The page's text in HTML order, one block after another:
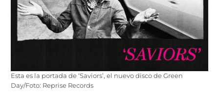
Esta es la portada de ‘Saviors’, el nuevo disco de Green
Day/Foto: Reprise Records